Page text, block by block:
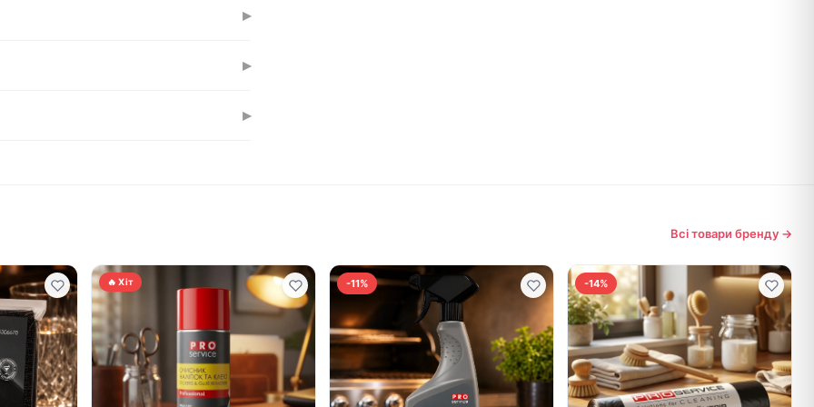
▸
▸
▸
Всі товари бренду →
🔥 Хіт -11% -14%